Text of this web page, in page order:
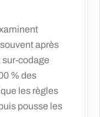
après
codage
% des
les règles
pousse les